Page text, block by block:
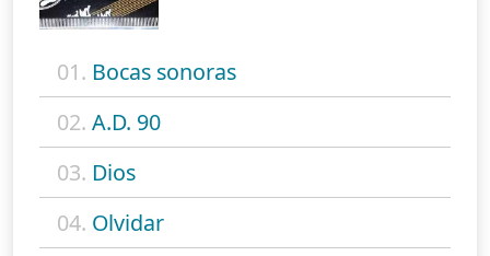
01. Bocas sonoras
02. A.D. 90
03. Dios
04. Olvidar